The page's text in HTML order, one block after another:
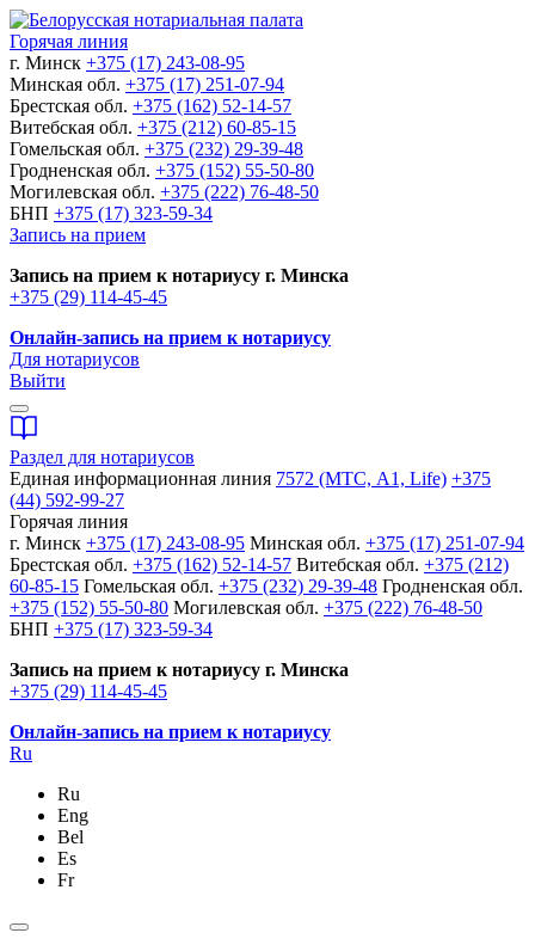
Горячая линия
г. Минск +375 (17) 243-08-95
Минская обл. +375 (17) 251-07-94
Брестская обл. +375 (162) 52-14-57
Витебская обл. +375 (212) 60-85-15
Гомельская обл. +375 (232) 29-39-48
Гродненская обл. +375 (152) 55-50-80
Могилевская обл. +375 (222) 76-48-50
БНП +375 (17) 323-59-34
Запись на прием
Запись на прием к нотариусу г. Минска
+375 (29) 114-45-45
Онлайн-запись на прием к нотариусу
Для нотариусов
Выйти
Раздел для нотариусов
Единая информационная линия 7572 (МТС, A1, Life) +375
(44) 592-99-27
Горячая линия
г. Минск +375 (17) 243-08-95 Минская обл. +375 (17) 251-07-94
Брестская обл. +375 (162) 52-14-57 Витебская обл. +375 (212)
60-85-15 Гомельская обл. +375 (232) 29-39-48 Гродненская обл.
+375 (152) 55-50-80 Могилевская обл. +375 (222) 76-48-50
БНП +375 (17) 323-59-34
Запись на прием к нотариусу г. Минска
+375 (29) 114-45-45
Онлайн-запись на прием к нотариусу
Ru
Ru
Eng
Bel
Es
Fr